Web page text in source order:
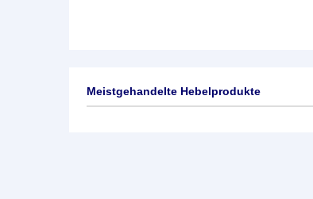
Meistgehandelte Hebelprodukte